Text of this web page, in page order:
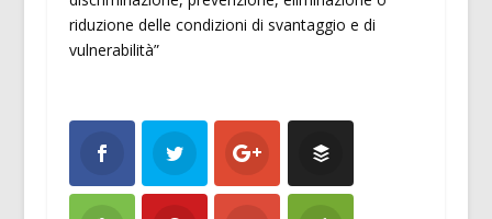
riduzione delle condizioni di svantaggio e di
vulnerabilità”